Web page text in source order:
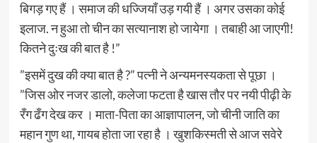
बिगड़ गए हैं । समाज की धज्जियाँ उड़ गयी हैं । अगर उसका कोई
इलाज. न हुआ तो चीन का सत्यानाश हो जायेगा । तबाही आ जाएगी!
कितने दुःख की बात है !”
”इसमें दुख की क्या बात है ?” पत्नी ने अन्यमनस्यकता से पूछा ।
”जिस ओर नजर डालो, कलेजा फटता है खास तौर पर नयी पीढ़ी के
रँग ढँग देख कर । माता-पिता का आज्ञापालन, जो चीनी जाति का
महान गुण था, गायब होता जा रहा है । खुशकिस्मती से आज सवेरे